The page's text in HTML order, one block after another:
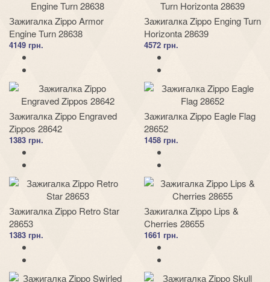
Зажигалка Zippo Armor
Engine Turn 28638
4149 грн.
Зажигалка Zippo Enging Turn
Horizonta 28639
4572 грн.
Зажигалка Zippo Engraved
Zippos 28642
1383 грн.
Зажигалка Zippo Eagle Flag
28652
1458 грн.
Зажигалка Zippo Retro Star
28653
1383 грн.
Зажигалка Zippo Lips &
Cherries 28655
1661 грн.